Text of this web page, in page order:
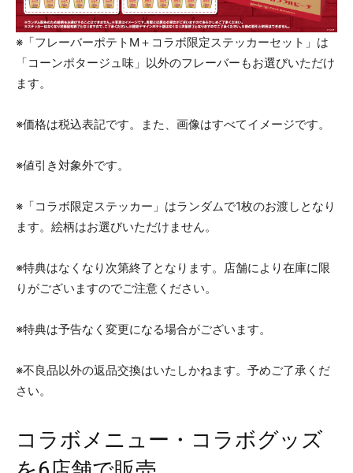
※「フレーバーポテトM＋コラボ限定ステッカーセット」は
「コーンポタージュ味」以外のフレーバーもお選びいただけ
ます。
※価格は税込表記です。また、画像はすべてイメージです。
※値引き対象外です。
※「コラボ限定ステッカー」はランダムで1枚のお渡しとなり
ます。絵柄はお選びいただけません。
※特典はなくなり次第終了となります。店舗により在庫に限
りがございますのでご注意ください。
※特典は予告なく変更になる場合がございます。
※不良品以外の返品交換はいたしかねます。予めご了承くだ
さい。
コラボメニュー・コラボグッズ